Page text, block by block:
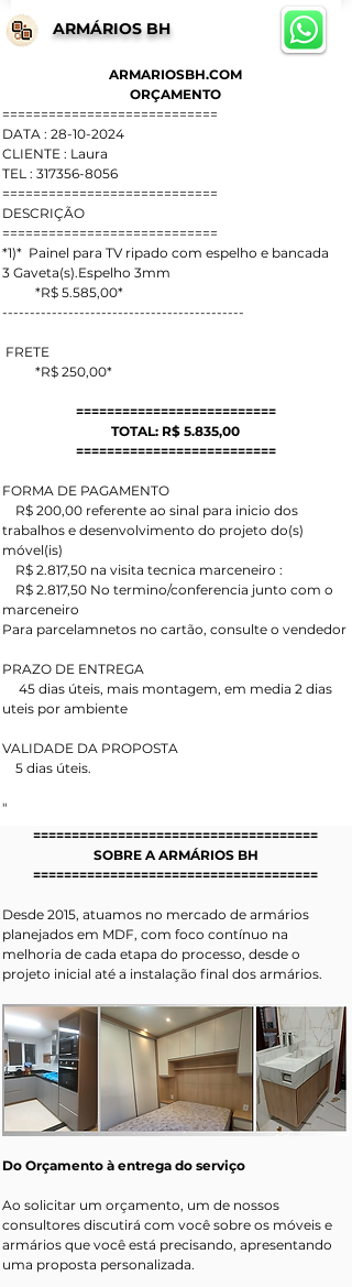
ARMÁRIOS BH
ARMARIOSBH.COM
ORÇAMENTO
============================
DATA : 28-10-2024
CLIENTE : Laura
TEL : 317356-8056
============================
DESCRIÇÃO
============================
*1)*  Painel para TV ripado com espelho e bancada
3 Gaveta(s).Espelho 3mm
          *R$ 5.585,00*
--------------------------------------------
FRETE
          *R$ 250,00*
==========================
TOTAL: R$ 5.835,00
==========================
FORMA DE PAGAMENTO
trabalhos e desenvolvimento do projeto do(s)
móvel(is)
    R$ 2.817,50 na visita tecnica marceneiro :
marceneiro
Para parcelamnetos no cartão, consulte o vendedor
PRAZO DE ENTREGA
uteis por ambiente
VALIDADE DA PROPOSTA
    5 dias úteis.
"
=====================================
SOBRE A ARMÁRIOS BH
=====================================
Desde 2015, atuamos no mercado de armários
planejados em MDF, com foco contínuo na
melhoria de cada etapa do processo, desde o
projeto inicial até a instalação final dos armários.
Do Orçamento à entrega do serviço
Ao solicitar um orçamento, um de nossos
consultores discutirá com você sobre os móveis e
armários que você está precisando, apresentando
uma proposta personalizada.